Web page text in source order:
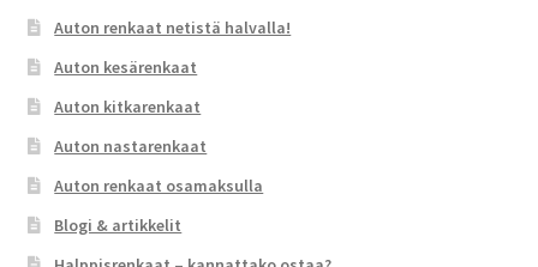
Auton renkaat netistä halvalla!
Auton kesärenkaat
Auton kitkarenkaat
Auton nastarenkaat
Auton renkaat osamaksulla
Blogi & artikkelit